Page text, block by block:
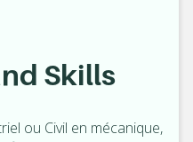
Skills
ou Civil en mécanique,